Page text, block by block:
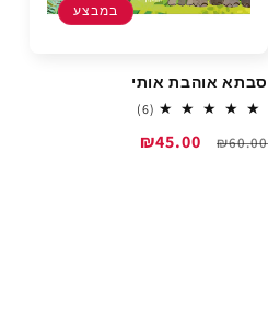
במבצע
סבתא אוהבת אותי
(6)
6
מחיר
₪60.00
מחיר
₪45.00